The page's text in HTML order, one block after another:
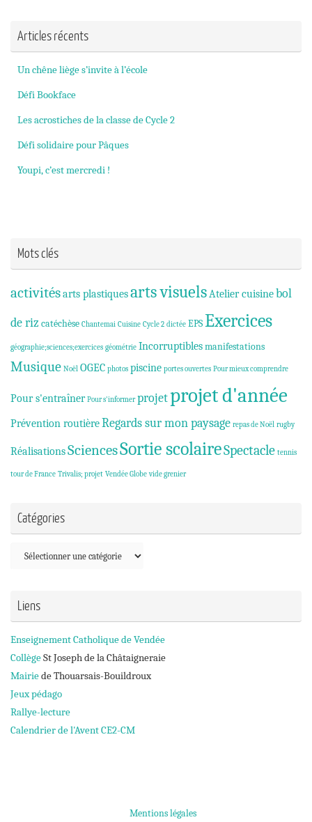
Articles récents
Un chêne liège s’invite à l’école
Défi Bookface
Les acrostiches de la classe de Cycle 2
Défi solidaire pour Pâques
Youpi, c’est mercredi !
Mots clés
activitésarts plastiquesarts visuels Atelier cuisinebol
de riz catéchèse Chantemai Cuisine Cycle 2 dictée EPSExercices
géographie;sciences;exercices géométrie Incorruptiblesmanifestations
Musique Noël OGEC photos piscine portes ouvertes Pour mieux comprendre
Pour s'entraîner Pour s'informer projetprojet d'année
Prévention routièreRegards sur mon paysage repas de Noël rugby
RéalisationsSciencesSortie scolaireSpectacle tennis
tour de France Trivalis; projet Vendée Globe vide grenier
Catégories
Catégories
Liens
Enseignement Catholique de Vendée
CollègeSt Joseph de la Châtaigneraie
Mairiede Thouarsais-Bouildroux
Jeux pédago
Rallye-lecture
Calendrier de l'Avent CE2-CM
Mentions légales